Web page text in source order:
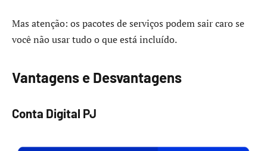
Mas atenção: os pacotes de serviços podem sair caro se
você não usar tudo o que está incluído.
Vantagens e Desvantagens
Conta Digital PJ